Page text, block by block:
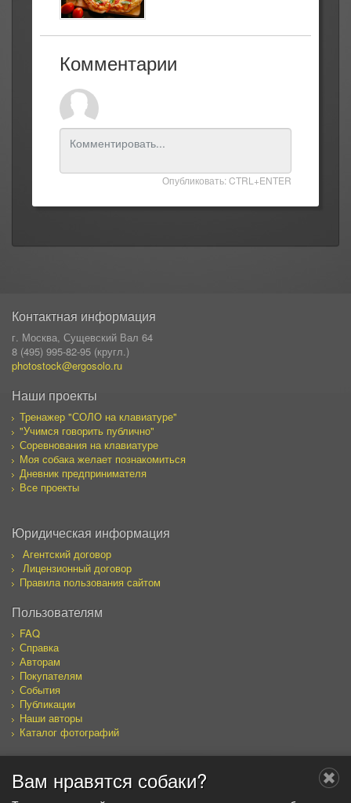
Комментарии
Опубликовать: CTRL+ENTER
Контактная информация
г. Москва, Сущевский Вал 64
8 (495) 995-82-95 (кругл.)
photostock@ergosolo.ru
Наши проекты
Тренажер "СОЛО на клавиатуре"
"Учимся говорить публично"
Соревнования на клавиатуре
Моя собака желает познакомиться
Дневник предпринимателя
Все проекты
Юридическая информация
Агентский договор
Лицензионный договор
Правила пользования сайтом
Пользователям
FAQ
Справка
Авторам
Покупателям
События
Публикации
Наши авторы
Каталог фотографий
Мы в социальных сетях
Вам нравятся собаки?